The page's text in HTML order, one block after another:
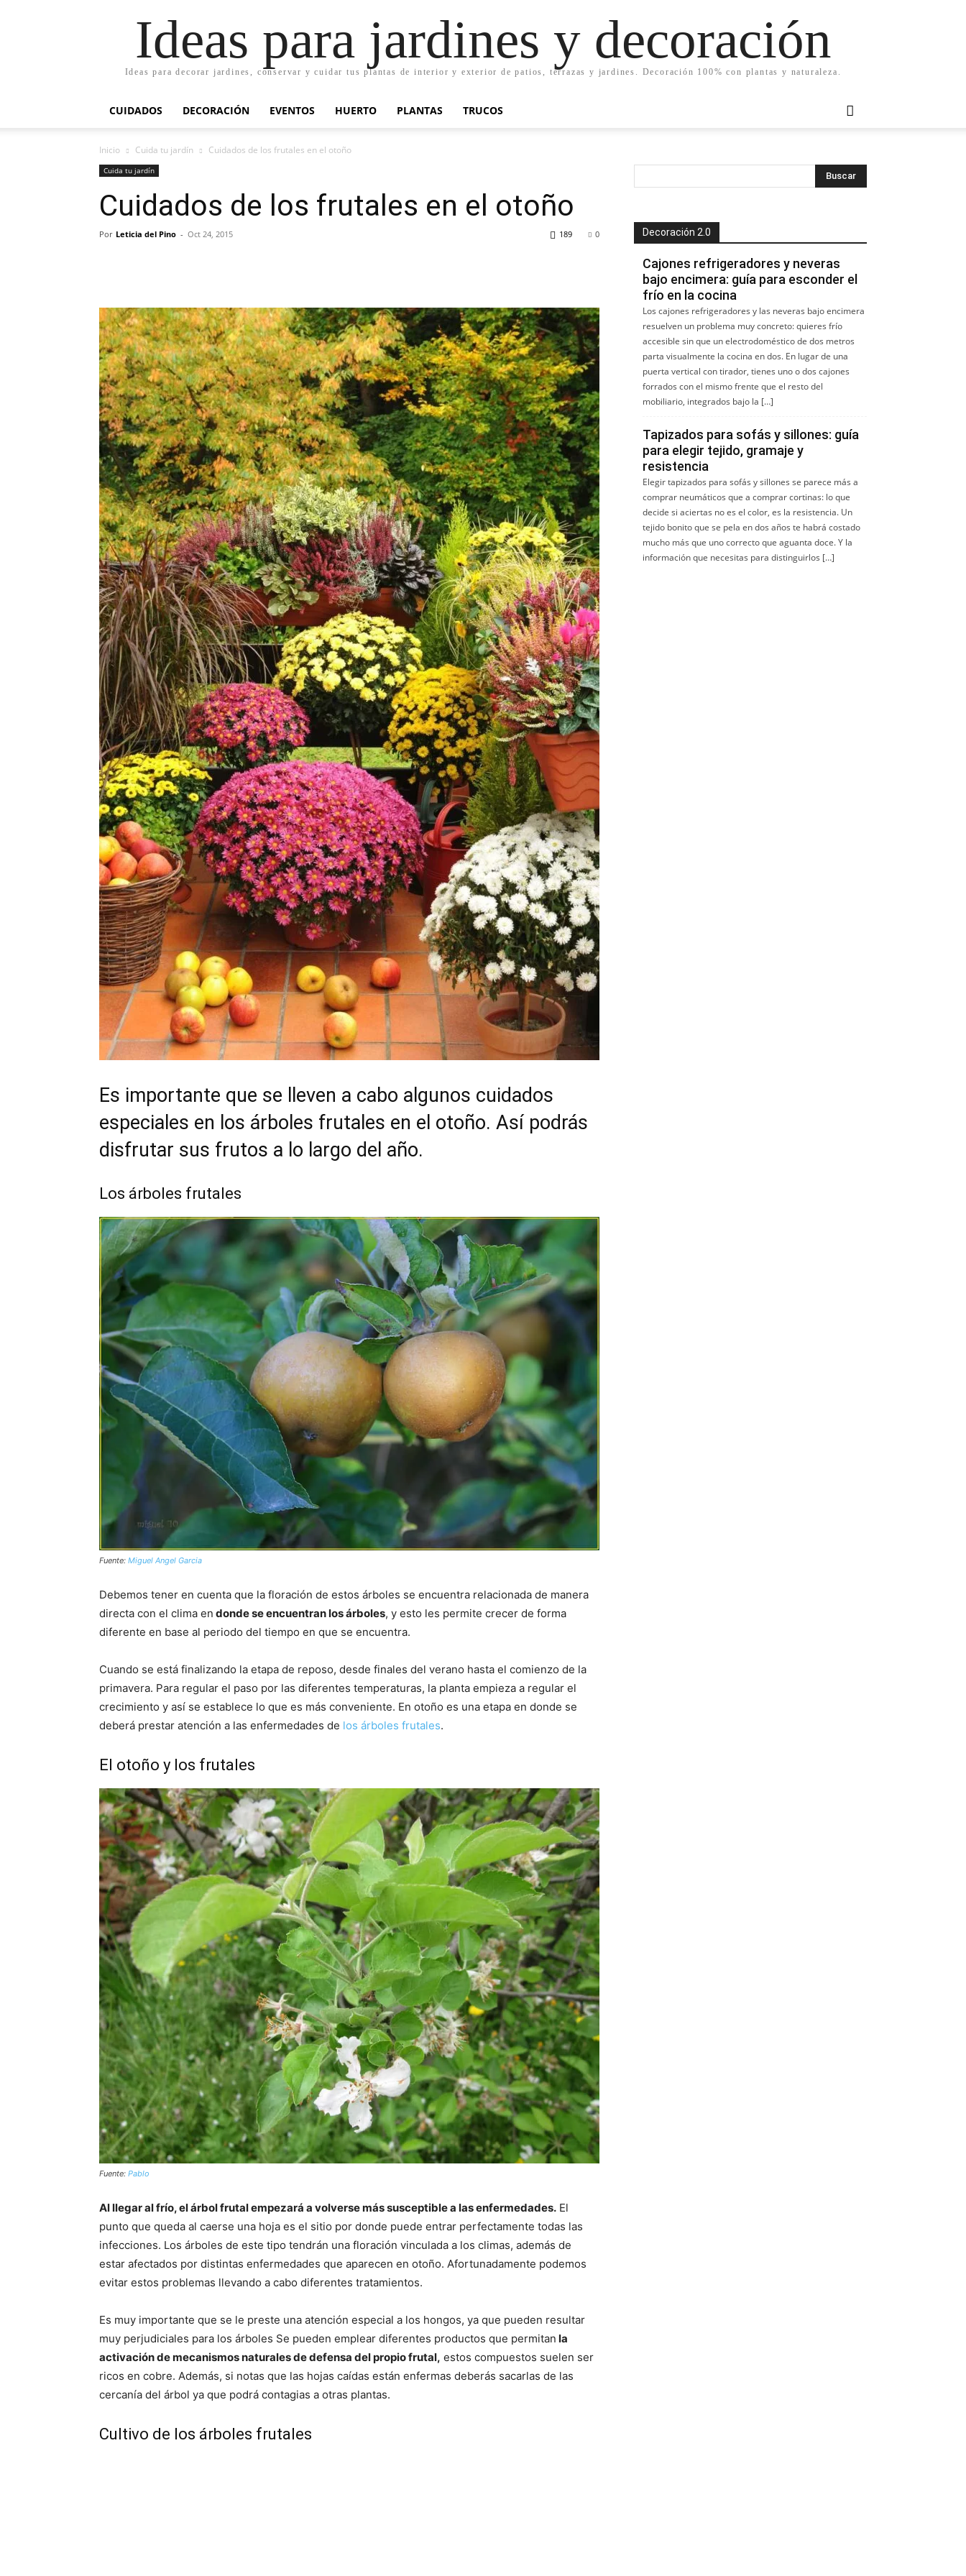
Ideas para jardines y decoración
Ideas para decorar jardines, conservar y cuidar tus plantas de interior y exterior de patios, terrazas y jardines. Decoración 100% con plantas y naturaleza.
CUIDADOS DECORACIÓN EVENTOS HUERTO PLANTAS TRUCOS
Inicio Cuida tu jardín Cuidados de los frutales en el otoño
Cuida tu jardín
Cuidados de los frutales en el otoño
Por Leticia del Pino - Oct 24, 2015 0
189
Es importante que se lleven a cabo algunos cuidados
especiales en los árboles frutales en el otoño. Así podrás
disfrutar sus frutos a lo largo del año.
Los árboles frutales
Fuente: Miguel Angel Garcia
Debemos tener en cuenta que la floración de estos árboles se encuentra relacionada de manera
directa con el clima en donde se encuentran los árboles, y esto les permite crecer de forma
diferente en base al periodo del tiempo en que se encuentra.
Cuando se está finalizando la etapa de reposo, desde finales del verano hasta el comienzo de la
primavera. Para regular el paso por las diferentes temperaturas, la planta empieza a regular el
crecimiento y así se establece lo que es más conveniente. En otoño es una etapa en donde se
deberá prestar atención a las enfermedades de los árboles frutales.
El otoño y los frutales
Fuente: Pablo
Al llegar al frío, el árbol frutal empezará a volverse más susceptible a las enfermedades. El
punto que queda al caerse una hoja es el sitio por donde puede entrar perfectamente todas las
infecciones. Los árboles de este tipo tendrán una floración vinculada a los climas, además de
estar afectados por distintas enfermedades que aparecen en otoño. Afortunadamente podemos
evitar estos problemas llevando a cabo diferentes tratamientos.
Es muy importante que se le preste una atención especial a los hongos, ya que pueden resultar
muy perjudiciales para los árboles Se pueden emplear diferentes productos que permitan la
activación de mecanismos naturales de defensa del propio frutal, estos compuestos suelen ser
ricos en cobre. Además, si notas que las hojas caídas están enfermas deberás sacarlas de las
cercanía del árbol ya que podrá contagias a otras plantas.
Cultivo de los árboles frutales
Decoración 2.0
Cajones refrigeradores y neveras
bajo encimera: guía para esconder el
frío en la cocina
Los cajones refrigeradores y las neveras bajo encimera
resuelven un problema muy concreto: quieres frío
accesible sin que un electrodoméstico de dos metros
parta visualmente la cocina en dos. En lugar de una
puerta vertical con tirador, tienes uno o dos cajones
forrados con el mismo frente que el resto del
mobiliario, integrados bajo la […]
Tapizados para sofás y sillones: guía
para elegir tejido, gramaje y
resistencia
Elegir tapizados para sofás y sillones se parece más a
comprar neumáticos que a comprar cortinas: lo que
decide si aciertas no es el color, es la resistencia. Un
tejido bonito que se pela en dos años te habrá costado
mucho más que uno correcto que aguanta doce. Y la
información que necesitas para distinguirlos […]